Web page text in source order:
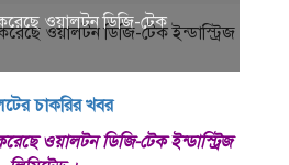
করেছে ওয়ালটন ডিজি-টেক
চাকরির খবর
ওয়ালটন ডিজি-টেক ইন্ডাস্ট্রিজ